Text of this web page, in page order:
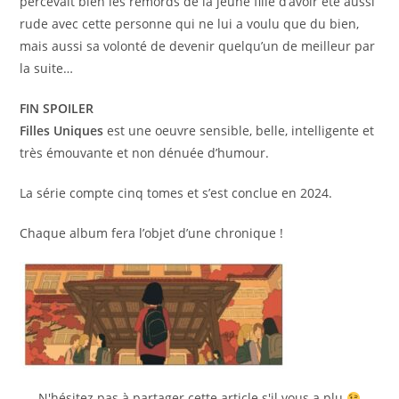
rude avec cette personne qui ne lui a voulu que du bien,
mais aussi sa volonté de devenir quelqu’un de meilleur par
la suite…
FIN SPOILER
Filles Uniques est une oeuvre sensible, belle, intelligente et
très émouvante et non dénuée d’humour.
La série compte cinq tomes et s’est conclue en 2024.
Chaque album fera l’objet d’une chronique !